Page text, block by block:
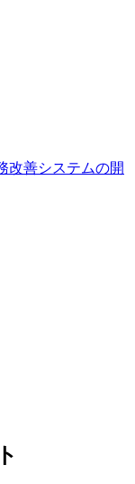
善システムの開